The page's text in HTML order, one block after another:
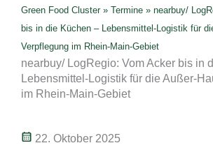
Green Food Cluster» Termine » nearbuy/
bis in die Küchen – Lebensmittel-Logistik für
Verpflegung im Rhein-Main-Gebiet
nearbuy/ LogRegio: Vom Acker bis in
Lebensmittel-Logistik für die Außer-
im Rhein-Main-Gebiet
22. Oktober 2025